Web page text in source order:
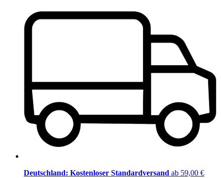
Deutschland: Kostenloser Standardversand ab 59,00 €